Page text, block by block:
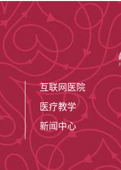
互联网医院
医疗教学
新闻中心